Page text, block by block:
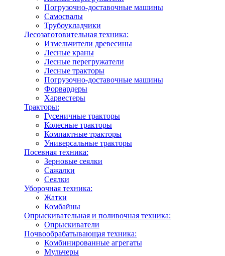
Погрузочно-доставочные машины
Самосвалы
Трубоукладчики
Лесозаготовительная техника:
Измельчители древесины
Лесные краны
Лесные перегружатели
Лесные тракторы
Погрузочно-доставочные машины
Форвардеры
Харвестеры
Тракторы:
Гусеничные тракторы
Колесные тракторы
Компактные тракторы
Универсальные тракторы
Посевная техника:
Зерновые сеялки
Сажалки
Сеялки
Уборочная техника:
Жатки
Комбайны
Опрыскивательная и поливочная техника:
Опрыскиватели
Почвообрабатывающая техника:
Комбинированные агрегаты
Мульчеры